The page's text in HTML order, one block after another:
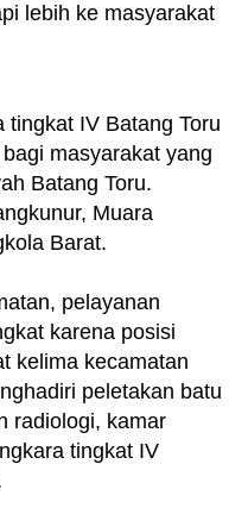
lebih ke masyarakat
tingkat IV Batang Toru
masyarakat yang
Batang Toru.
Muara
Barat.
pelayanan
karena posisi
kelima kecamatan
peletakan batu
radiologi, kamar
tingkat IV